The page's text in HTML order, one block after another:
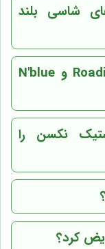
شاسی بلند
تفاوت بین لاستیک نکسن گل Roadian و N'blue
نکسن را
کرد؟